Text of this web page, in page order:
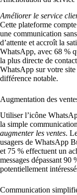
Améliorer le service
Cette plateforme
une communication
d’attente et accroît la
WhatsApp, avec 68 %
la plus directe de
WhatsApp sur votre
différence notable.
Augmentation des
Utiliser l’icône
la simple
augmenter les ventes.
usagers de WhatsApp
et 75 % effectuent un
messages dépassant 90
potentiellement
Communication